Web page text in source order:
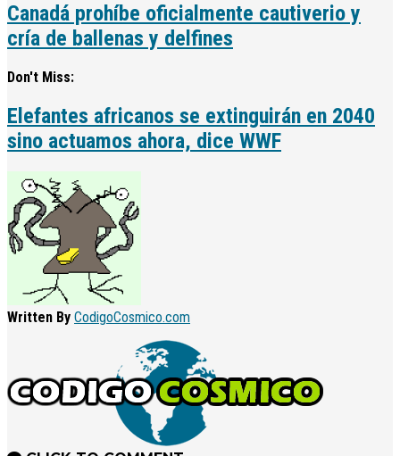
Canadá prohíbe oficialmente cautiverio y
cría de ballenas y delfines
Don't Miss:
Elefantes africanos se extinguirán en 2040
sino actuamos ahora, dice WWF
Written By CodigoCosmico.com